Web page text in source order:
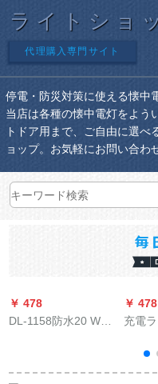
ライトショ
代理購入専門サイト
停電・防災対策に使える懐中
当店は各種の懐中電灯をよう
トドア用まで、ご自由に選
ョップ。お気軽にお問い合わ
￥ 478
DL-1158防水20 W強
い野外夜釣り_ドライ
￥ 478
充電
移動
明器